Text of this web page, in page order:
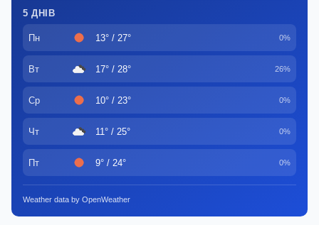
5 ДНІВ
Пн 13° / 27° 0%
Вт 17° / 28° 26%
Ср 10° / 23° 0%
Чт 11° / 25° 0%
Пт 9° / 24° 0%
Weather data by OpenWeather